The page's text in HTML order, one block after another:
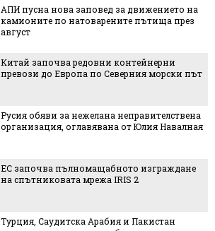
АПИ пусна нова заповед за движението на
камионите по натоварените пътища през
август
Китай започва редовни контейнерни
превози до Европа по Северния морски път
Русия обяви за нежелана неправителствена
организация, оглавявана от Юлия Навалная
ЕС започва пълномащабното изграждане
на спътниковата мрежа IRIS 2
Турция, Саудитска Арабия и Пакистан